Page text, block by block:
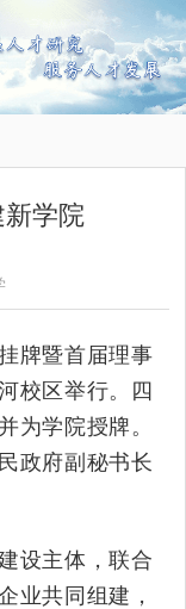
新学院
牌暨首届理事
校区举行。四
为学院授牌。
政府副秘书长
设主体，联合
业共同组建，